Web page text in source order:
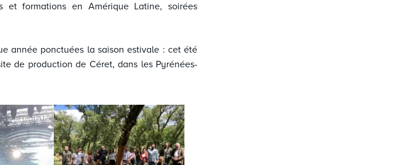
et formations en Amérique Latine, soirées
année ponctuées la saison estivale : cet été
de production de Céret, dans les Pyrénées-